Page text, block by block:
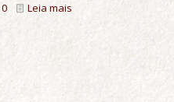
0 Leia mais